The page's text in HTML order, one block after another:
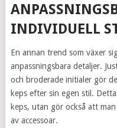
INDIVIDUELL
En annan trend som växer
anpassningsbara detaljer.
och broderade initialer gör
keps efter sin egen stil.
keps, utan gör också att
av accessoar.